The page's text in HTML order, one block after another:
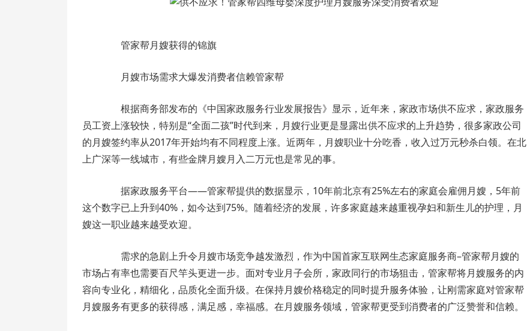
管家帮月嫂获得的锦旗
月嫂市场需求大爆发消费者信赖管家帮
根据商务部发布的《中国家政服务行业发展报告》显示，近年来，家政市场供不应求，家政服务
员工资上涨较快，特别是“全面二孩”时代到来，月嫂行业更是显露出供不应求的上升趋势，很多家政公司
的月嫂签约率从2017年开始均有不同程度上涨。近两年，月嫂职业十分吃香，收入过万元秒杀白领。在北
上广深等一线城市，有些金牌月嫂月入二万元也是常见的事。
据家政服务平台——管家帮提供的数据显示，10年前北京有25%左右的家庭会雇佣月嫂，5年前
这个数字已上升到40%，如今达到75%。随着经济的发展，许多家庭越来越重视孕妇和新生儿的护理，月
嫂这一职业越来越受欢迎。
需求的急剧上升令月嫂市场竞争越发激烈，作为中国首家互联网生态家庭服务商–管家帮月嫂的
市场占有率也需要百尺竿头更进一步。面对专业月子会所，家政同行的市场狙击，管家帮将月嫂服务的内
容向专业化，精细化，品质化全面升级。在保持月嫂价格稳定的同时提升服务体验，让刚需家庭对管家帮
月嫂服务有更多的获得感，满足感，幸福感。在月嫂服务领域，管家帮更受到消费者的广泛赞誉和信赖。